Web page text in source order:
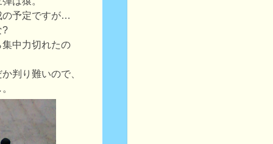
の予定ですが…
?
中力切れたの
判り難いので、